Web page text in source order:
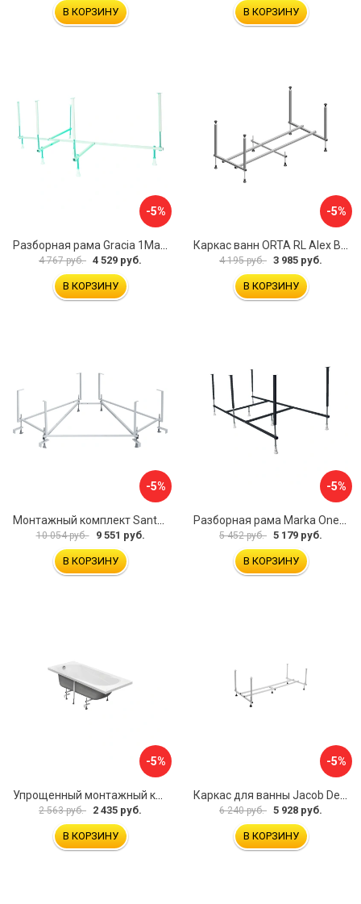
В КОРЗИНУ В КОРЗИНУ
-5%
Разборная рама Gracia 1Marka 170 03гр1710
4 767 руб. 4 529 руб.
В КОРЗИНУ
-5%
Каркас ванн ORTA RL Alex Baitler KSO15
4 195 руб. 3 985 руб.
В КОРЗИНУ
-5%
10 054 руб. 9 551 руб.
В КОРЗИНУ
-5%
5 452 руб. 5 179 руб.
В КОРЗИНУ
-5%
2 563 руб. 2 435 руб.
В КОРЗИНУ
-5%
6 240 руб. 5 928 руб.
В КОРЗИНУ